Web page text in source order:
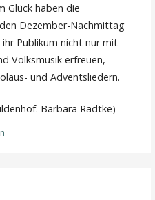
Glück haben die
Dezember-Nachmittag
Publikum nicht nur mit
Volksmusik erfreuen,
und Adventsliedern.
Barbara Radtke)